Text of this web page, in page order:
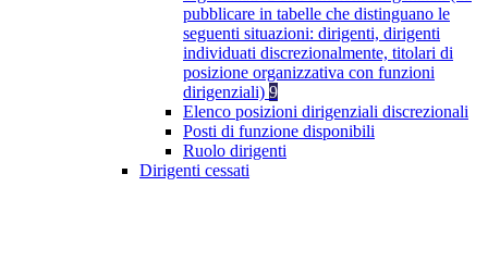
pubblicare in tabelle che distinguano le
seguenti situazioni: dirigenti, dirigenti
individuati discrezionalmente, titolari di
posizione organizzativa con funzioni
dirigenziali) 9
Elenco posizioni dirigenziali discrezionali
Posti di funzione disponibili
Ruolo dirigenti
Dirigenti cessati